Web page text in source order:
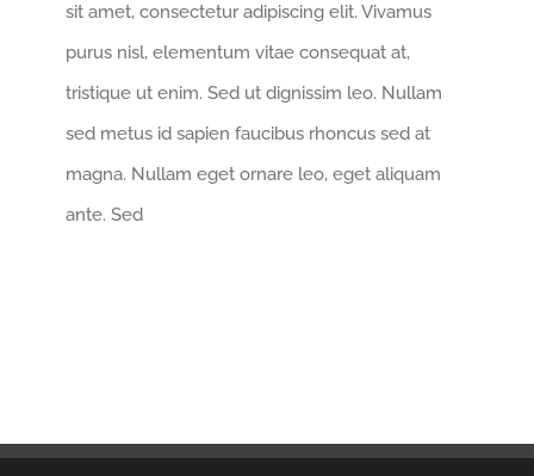
sit amet, consectetur adipiscing elit. Vivamus
purus nisl, elementum vitae consequat at,
tristique ut enim. Sed ut dignissim leo. Nullam
sed metus id sapien faucibus rhoncus sed at
magna. Nullam eget ornare leo, eget aliquam
ante. Sed